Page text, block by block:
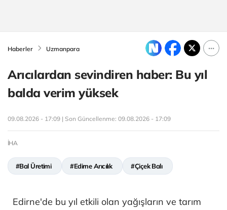
Haberler Uzmanpara
Arıcılardan sevindiren haber: Bu yıl
balda verim yüksek
09.08.2026 - 17:09 | Son Güncellenme: 09.08.2026 - 17:09
İHA
#Bal Üretimi #Edirne Arıcılık #Çiçek Balı
Edirne'de bu yıl etkili olan yağışların ve tarım